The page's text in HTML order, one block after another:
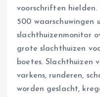
voorschriften
500 waarschuwingen
slachthuizenmonitor
grote slachthuizen
boetes. Slachthuizen
varkens, runderen,
worden geslacht,